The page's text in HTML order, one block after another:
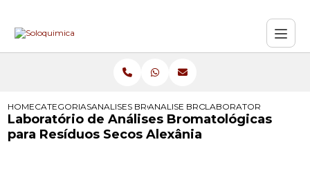
HOMECATEGORIASANALISES BROMATOLOGICAS
ANALISE BROMATOLOGICA
LABORATORIO DE
Laboratório de Análises Bromatológicas
para Resíduos Secos Alexânia